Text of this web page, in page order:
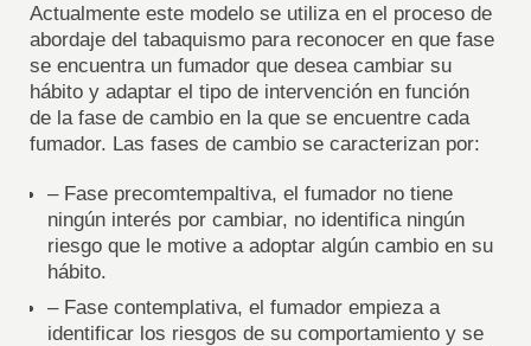
Actualmente este modelo se utiliza en el proceso de
abordaje del tabaquismo para reconocer en que fase
se encuentra un fumador que desea cambiar su
hábito y adaptar el tipo de intervención en función
de la fase de cambio en la que se encuentre cada
fumador. Las fases de cambio se caracterizan por:
– Fase precomtempaltiva, el fumador no tiene
ningún interés por cambiar, no identifica ningún
riesgo que le motive a adoptar algún cambio en su
hábito.
– Fase contemplativa, el fumador empieza a
identificar los riesgos de su comportamiento y se